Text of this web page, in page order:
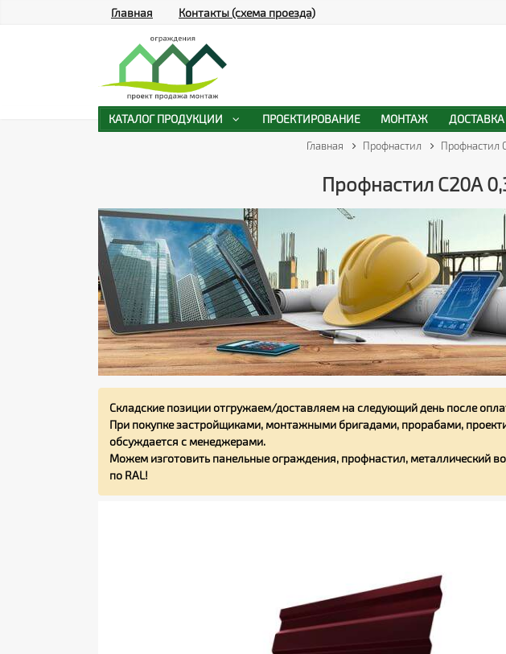
Главная Профнастил Профнастил
Профнастил С20А
Складские позиции отгружаем/доставляем на следующий день после
При покупке застройщиками, монтажными бригадами, прорабами,
обсуждается с менеджерами.
Можем изготовить панельные ограждения, профнастил, металлический
по RAL!
Главная Контакты (схема проезда)
КАТАЛОГ ПРОДУКЦИИ ПРОЕКТИРОВАНИЕ МОНТАЖ ДОСТАВКА